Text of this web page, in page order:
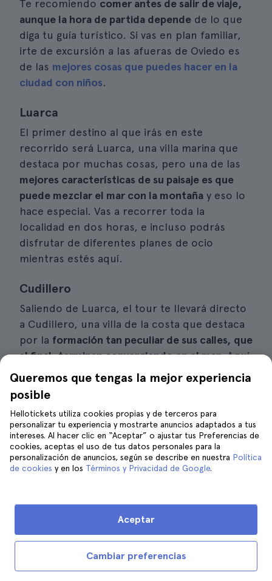
Te recomiendo comer antes de salir de viaje,
aunque la hora de partida depende de lo que
diga tu guía turístico. Si vas en plan familiar,
irte de excursión a las afueras de Oviedo es
de las mejores cosas que puedes hacer en la
ciudad con niños.
Luarca
El primer destino al que irás en este
recorrido será Luarca, una villa marina que
destaca por muchas cosas, pero una de las
mejores características de su paisaje es que
puede mezclar el mar con la montaña y eso lo
hace especial. Vas a recorrer toda la
localidad en dos horas, e incluso podrás
disfrutar de diferentes planes de ocio
mientras estés aquí.
Cudillero
Saliendo de Luarca, el tour te llevará directo
a Cudillero, una villa de la costa que destaca
por la formación tan peculiar de sus calles, que
al final, terminan convergiendo en el mar. Aquí
tendrás la oportunidad de comer algunos
platos de la cocina de la región, todo bajo
recomendación de tus guías turísticos. No
olvides sacar varias fotos antes de irte,
porque no te quedarás más de dos horas en
este lugar.
tradicional, es momento de seguir hasta
visitantes una increíble vista moderna alejada
Queremos que tengas la mejor experiencia
posible
Hellotickets utiliza cookies propias y de terceros para
personalizar tu experiencia y mostrarte anuncios adaptados a tus
intereses. Al hacer clic en “Aceptar” o ajustar tus Preferencias de
cookies, aceptas el uso de tus datos personales para la
personalización de anuncios, según se describe en nuestra Política
de cookies y en los Términos y Privacidad de Google.
Cambiar preferencias
Aceptar